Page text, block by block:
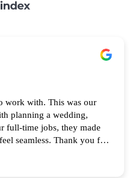
work with. This was our
planning a wedding,
full-time jobs, they made
seamless. Thank you for